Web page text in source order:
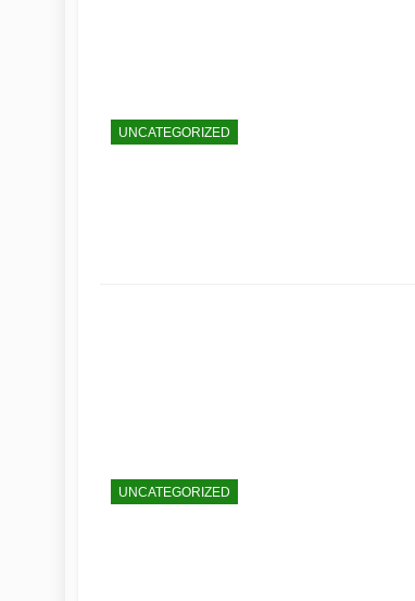
UNCATEGORIZED
UNCATEGORIZED